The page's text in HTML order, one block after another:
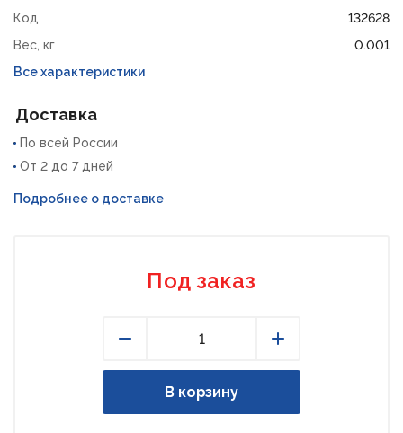
Код
132628
Вес, кг
0.001
Все характеристики
Доставка
По всей России
От 2 до 7 дней
Подробнее о доставке
Под заказ
В корзину